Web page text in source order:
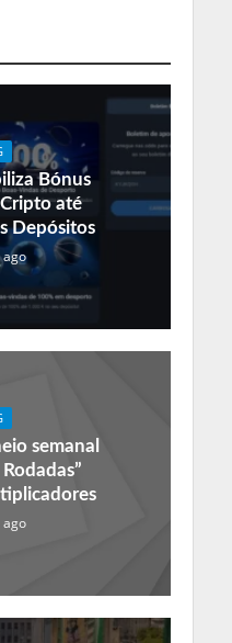
Bónus
até
Depósitos
ago
semanal
ago